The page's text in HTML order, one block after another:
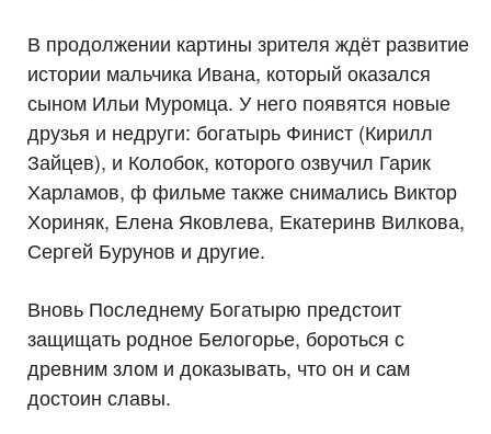
В продолжении картины зрителя ждёт развитие
истории мальчика Ивана, который оказался
сыном Ильи Муромца. У него появятся новые
друзья и недруги: богатырь Финист (Кирилл
Зайцев), и Колобок, которого озвучил Гарик
Харламов, ф фильме также снимались Виктор
Хориняк, Елена Яковлева, Екатеринв Вилкова,
Сергей Бурунов и другие.
Вновь Последнему Богатырю предстоит
защищать родное Белогорье, бороться с
древним злом и доказывать, что он и сам
достоин славы.